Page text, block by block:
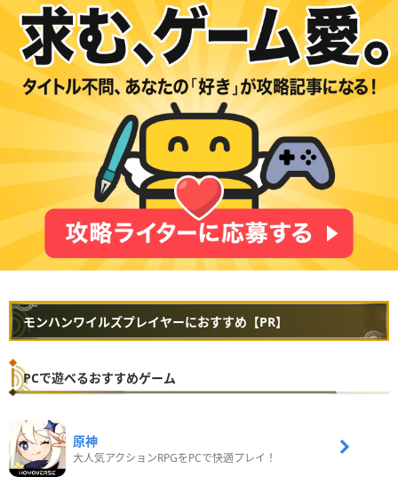
モンハンワイルズプレイヤーにおすすめ【PR】
PCで遊べるおすすめゲーム
原神
大人気アクションRPGをPCで快適プレイ！